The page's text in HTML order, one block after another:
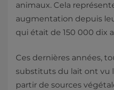
animaux. Cela
augmentation depuis
qui était de 150 000 dix
Ces dernières années,
substituts du lait ont vu
partir de sources